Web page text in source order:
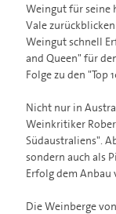
Weingut für seine
Vale
Weingut schnell
and Queen" für
Folge zu den
Nicht nur in
Weinkritiker
Südaustraliens".
sondern auch als
Erfolg dem Anbau
Die Weinberge